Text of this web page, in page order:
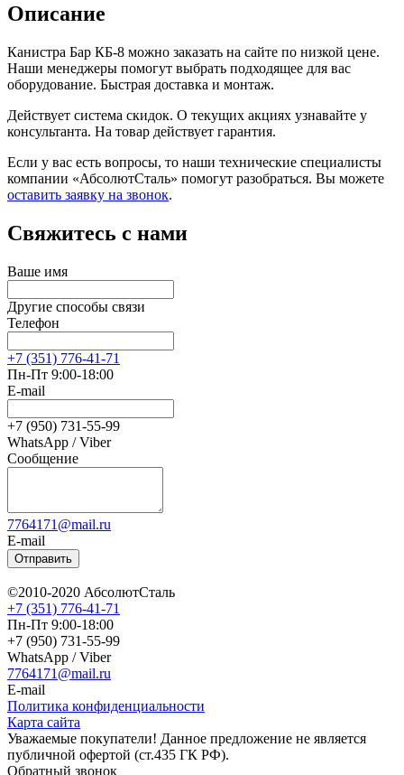
Описание
Канистра Бар КБ-8 можно заказать на сайте по низкой цене.
Наши менеджеры помогут выбрать подходящее для вас
оборудование. Быстрая доставка и монтаж.
Действует система скидок. О текущих акциях узнавайте у
консультанта. На товар действует гарантия.
Если у вас есть вопросы, то наши технические специалисты
компании «АбсолютСталь» помогут разобраться. Вы можете
оставить заявку на звонок.
Свяжитесь с нами
Ваше имя
Другие способы связи
Телефон
+7 (351) 776-41-71
Пн-Пт 9:00-18:00
E-mail
+7 (950) 731-55-99
WhatsApp / Viber
Сообщение
7764171@mail.ru
E-mail
Отправить
©2010-2020 АбсолютСталь
+7 (351) 776-41-71
Пн-Пт 9:00-18:00
+7 (950) 731-55-99
WhatsApp / Viber
7764171@mail.ru
E-mail
Политика конфиденциальности
Карта сайта
Уважаемые покупатели! Данное предложение не является
публичной офертой (ст.435 ГК РФ).
Обратный звонок